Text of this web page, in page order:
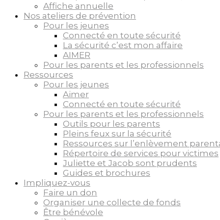
Affiche annuelle
Nos ateliers de prévention
Pour les jeunes
Connecté en toute sécurité
La sécurité c’est mon affaire
AIMER
Pour les parents et les professionnels
Ressources
Pour les jeunes
Aimer
Connecté en toute sécurité
Pour les parents et les professionnels
Outils pour les parents
Pleins feux sur la sécurité
Ressources sur l’enlèvement
Répertoire de services pour victimes
Juliette et Jacob sont prudents
Guides et brochures
Impliquez-vous
Faire un don
Organiser une collecte de fonds
Être bénévole